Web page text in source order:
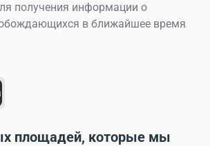
получения информации о
в ближайшее время
площадей, которые мы